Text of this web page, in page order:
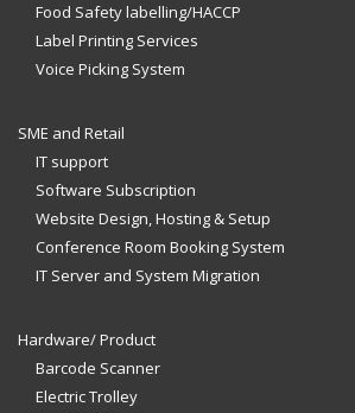
Food Safety labelling/HACCP
Label Printing Services
Voice Picking System
SME and Retail
IT support
Software Subscription
Website Design, Hosting & Setup
Conference Room Booking System
IT Server and System Migration
Hardware/ Product
Barcode Scanner
Electric Trolley